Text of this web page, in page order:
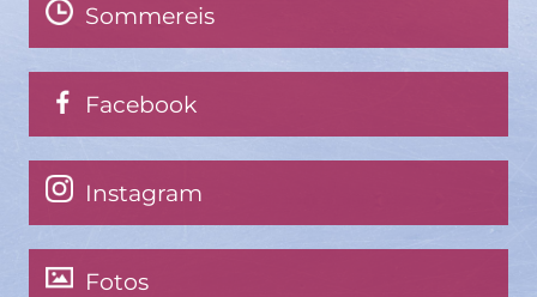
Sommereis
Facebook
Instagram
Fotos